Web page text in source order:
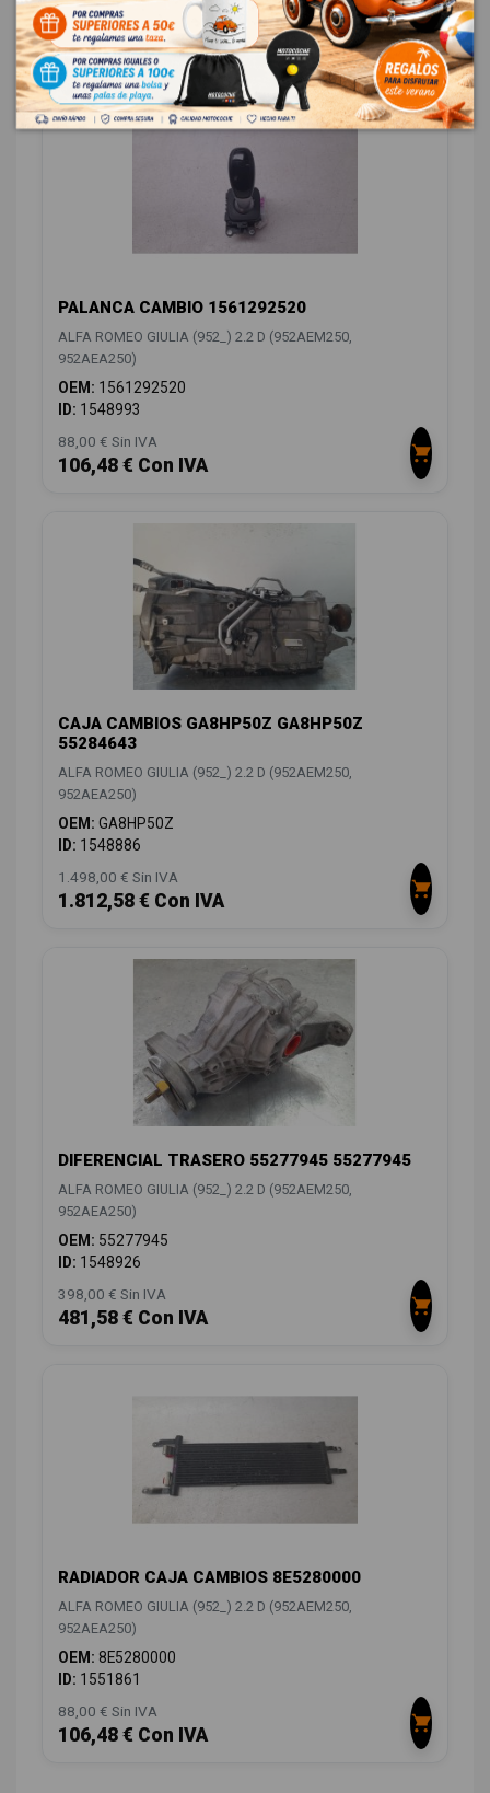
CAMBIO / EMBRAGUE 4
PALANCA CAMBIO 1561292520
ALFA ROMEO GIULIA (952_) 2.2 D (952AEM250,
952AEA250)
OEM: 1561292520
ID: 1548993
88,00 € Sin IVA
106,48 € Con IVA
CAJA CAMBIOS GA8HP50Z GA8HP50Z
55284643
ALFA ROMEO GIULIA (952_) 2.2 D (952AEM250,
952AEA250)
OEM: GA8HP50Z
ID: 1548886
1.498,00 € Sin IVA
1.812,58 € Con IVA
DIFERENCIAL TRASERO 55277945 55277945
ALFA ROMEO GIULIA (952_) 2.2 D (952AEM250,
952AEA250)
OEM: 55277945
ID: 1548926
398,00 € Sin IVA
481,58 € Con IVA
RADIADOR CAJA CAMBIOS 8E5280000
ALFA ROMEO GIULIA (952_) 2.2 D (952AEM250,
952AEA250)
OEM: 8E5280000
ID: 1551861
88,00 € Sin IVA
106,48 € Con IVA